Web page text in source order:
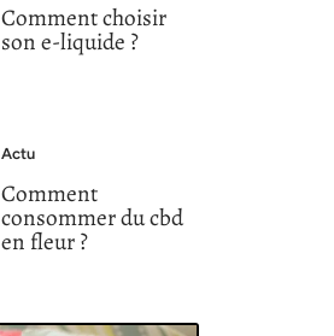
Comment choisir
son e-liquide ?
Actu
Comment
consommer du cbd
en fleur ?